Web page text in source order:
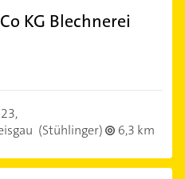
KG Blechnerei
(Stühlinger) 6,3 km